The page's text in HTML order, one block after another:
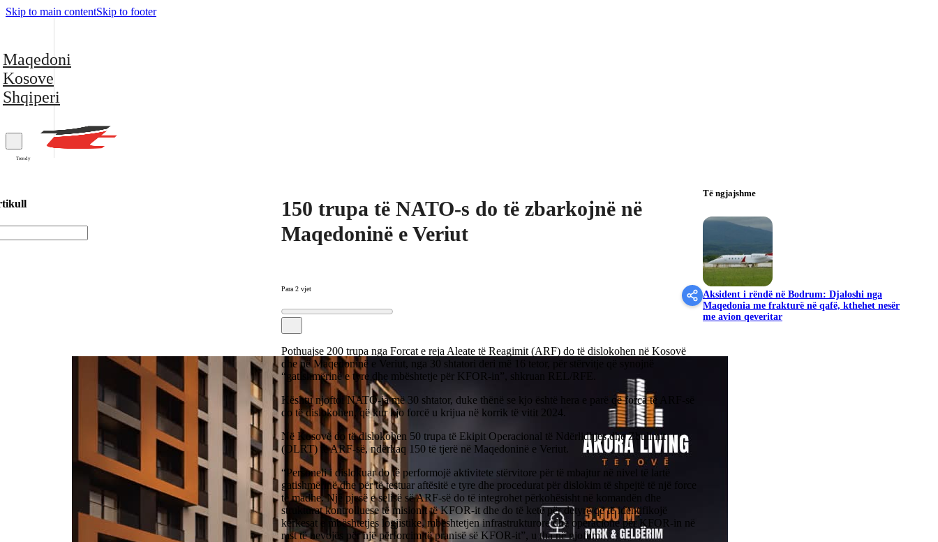
Skip to main contentSkip to footer
Maqedoni
Kosove
Shqiperi
Trendy
150 trupa të NATO-s do të zbarkojnë në
Maqedoninë e Veriut
Para 2 vjet
Pothuajse 200 trupa nga Forcat e reja Aleate të Reagimit (ARF) do të dislokohen në Kosovë
dhe në Maqedoninë e Veriut, nga 30 shtatori deri më 16 tetor, për stërvitje që synojnë
“gatishmërinë e tyre dhe mbështetje për KFOR-in”, shkruan REL/RFE.
Kështu njoftoi NATO-ja më 30 shtator, duke thënë se kjo është hera e parë që forca të ARF-së
do të dislokohen, që kur kjo forcë u krijua në korrik të vitit 2024.
Në Kosovë do të dislokohen 50 trupa të Ekipit Operacional të Ndërlidhjes dhe Zbulimit
(OLRT) të ARF-së, ndërkaq 150 të tjerë në Maqedoninë e Veriut.
“Personeli i dislokuar do të performojë aktivitete stërvitore për të mbajtur në nivel të lartë
gatishmërinë dhe për të testuar aftësitë e tyre dhe procedurat për dislokim të shpejtë të një force
të madhe. Një pjesë e selisë së ARF-së do të integrohet përkohësisht në komandën dhe
strukturat kontrolluese të misionit të KFOR-it dhe do të ketë për detyrë që të identifikojë
kërkesat e mbështetjes logjistike, mbështetjen infrastrukturore dhe operacione për KFOR-in në
rast të nevojës për një përforcim të pranisë së KFOR-it”, u tha në njoftim.
Të ngjajshme
Aksident i rëndë në Bodrum: Djaloshi nga
Maqedonia me frakturë në qafë, kthehet nesër
me avion qeveritar